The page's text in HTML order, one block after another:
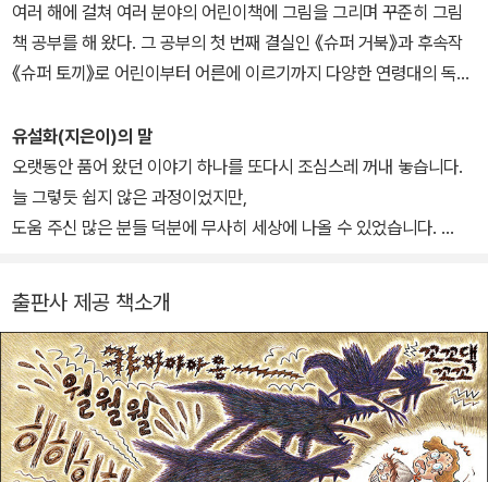
여러 해에 걸쳐 여러 분야의 어린이책에 그림을 그리며 꾸준히 그림
책 공부를 해 왔다. 그 공부의 첫 번째 결실인 《슈퍼 거북》과 후속작
《슈퍼 토끼》로 어린이부터 어른에 이르기까지 다양한 연령대의 독자
긴 거북이의 뒷이야기를 통해 나답게 사는 법에 대해 생각하게 한다
면, 후속작 《슈퍼 토끼》는 경주에 진 토끼의 뒷이야기를 통해 실패를
딛고 일어서는 법에 대해 들려준다. 지금은 강연 현장에서 만난 어린
이들의 “작가님, 우리 이야기도 그림책으로 만들어 주세요!”라는 요
쌍둥이 장갑!》, 《용기를 내, 비닐장갑!》, 《욕심은 그만, 레이스 장갑!》,
《거짓말이 뿡뿡, 고무장갑!》, 《질투는 아웃, 야구 장갑!》, 《네 꿈을 응
원해, 권투 장갑!》, 《끝까지 해 보자, 때밀이 장갑!》이 있으며, 그밖에
쓰고 그린 책으로 《으리으리한 개집》과 《밴드 브레멘》이 있다. 작가
의 대표작 《슈퍼 거북》과 《슈퍼 토끼》는 어린이 뮤지컬로 만들어져
큰 사랑을 받았고, 〈장갑 초등학교〉 시리즈 중 《용기를 내, 비닐장갑!》
유설화(지은이)의 말
오랫동안 품어 왔던 이야기 하나를 또다시 조심스레 꺼내 놓습니다.
늘 그렇듯 쉽지 않은 과정이었지만,
도움 주신 많은 분들 덕분에 무사히 세상에 나올 수 있었습니다.
버려지고, 지워지고, 감춰지고, 쓸모없다 여겨지는
주변의 모든 존재들에게 이 책을 바칩니다.
출판사 제공 책소개